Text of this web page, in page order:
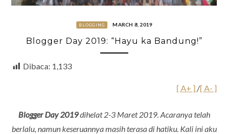
BLOGGING MARCH 8, 2019
Blogger Day 2019: “Hayu ka Bandung!”
Dibaca: 1,133
[ A+ ] /[ A- ]
Blogger Day 2019dihelat 2-3 Maret 2019. Acaranya telah
berlalu, namun keseruannya masih terasa di hatiku. Kali ini aku